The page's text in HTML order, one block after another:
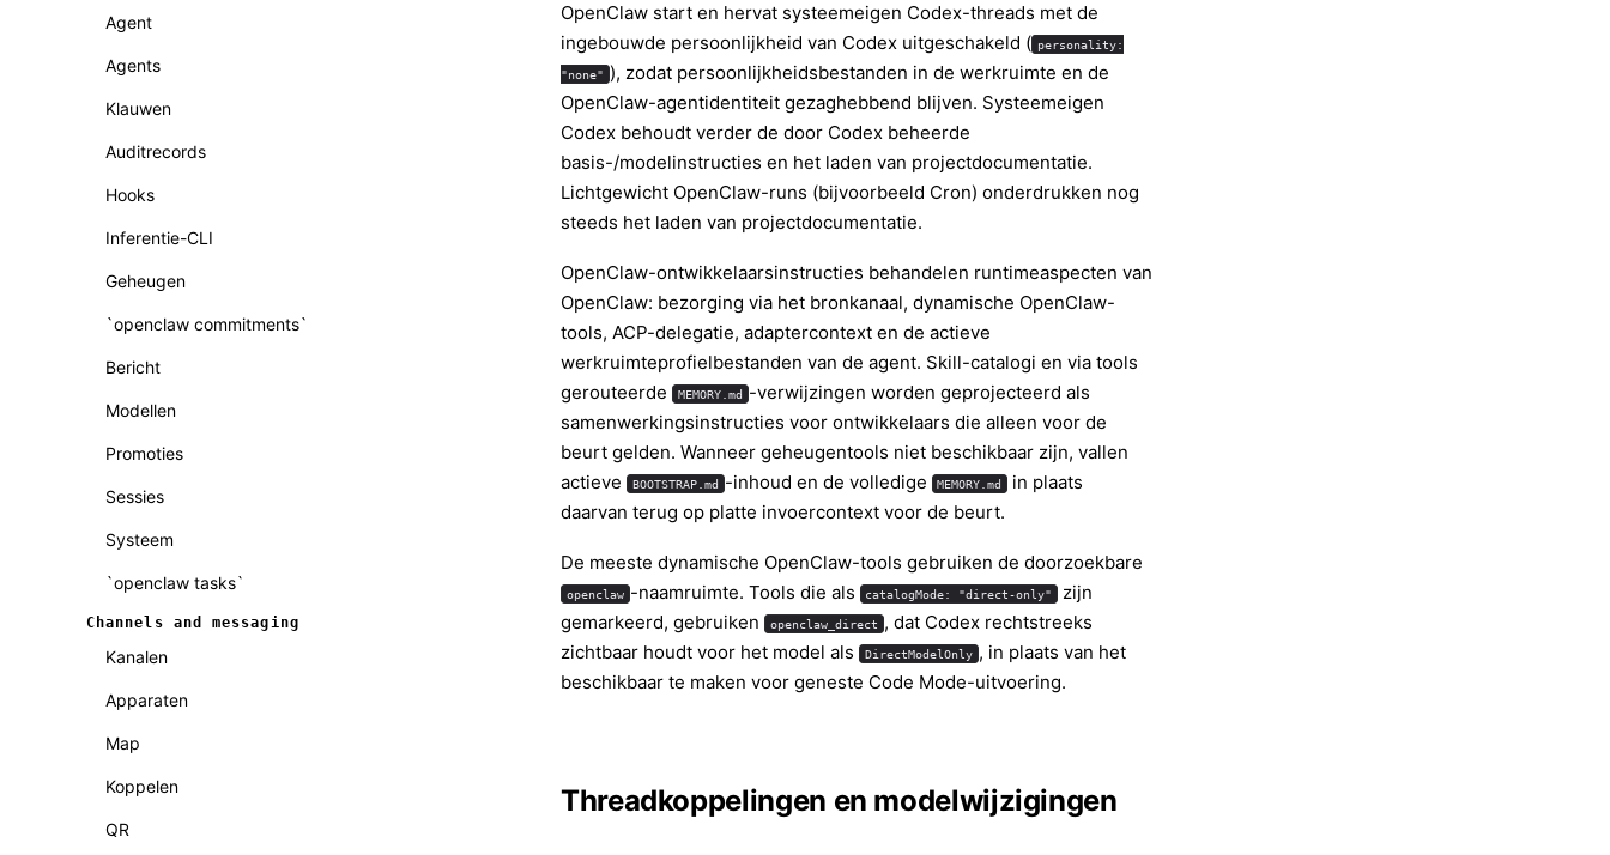
Agent
Agents
Klauwen
Auditrecords
Hooks
Inferentie-CLI
Geheugen
`openclaw commitments`
Bericht
Modellen
Promoties
Sessies
Systeem
`openclaw tasks`
Channels and messaging
Kanalen
Apparaten
Map
Koppelen
QR
OpenClaw start en hervat systeemeigen Codex-threads met de
ingebouwde persoonlijkheid van Codex uitgeschakeld ( personality:
"none" ), zodat persoonlijkheidsbestanden in de werkruimte en de
OpenClaw-agentidentiteit gezaghebbend blijven. Systeemeigen
Codex behoudt verder de door Codex beheerde
basis-/modelinstructies en het laden van projectdocumentatie.
Lichtgewicht OpenClaw-runs (bijvoorbeeld Cron) onderdrukken nog
steeds het laden van projectdocumentatie.
OpenClaw-ontwikkelaarsinstructies behandelen runtimeaspecten van
OpenClaw: bezorging via het bronkanaal, dynamische OpenClaw-
tools, ACP-delegatie, adaptercontext en de actieve
werkruimteprofielbestanden van de agent. Skill-catalogi en via tools
gerouteerde
MEMORY.md -verwijzingen worden geprojecteerd als
samenwerkingsinstructies voor ontwikkelaars die alleen voor de
beurt gelden. Wanneer geheugentools niet beschikbaar zijn, vallen
actieve
BOOTSTRAP.md -inhoud en de volledige MEMORY.md
in plaats
daarvan terug op platte invoercontext voor de beurt.
De meeste dynamische OpenClaw-tools gebruiken de doorzoekbare
openclaw -naamruimte. Tools die als catalogMode: "direct-only"
zijn
gemarkeerd, gebruiken
openclaw_direct , dat Codex rechtstreeks
zichtbaar houdt voor het model als
DirectModelOnly , in plaats van het
beschikbaar te maken voor geneste Code Mode-uitvoering.
Threadkoppelingen en modelwijzigingen